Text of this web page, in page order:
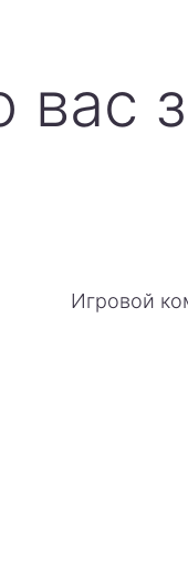
Игровой